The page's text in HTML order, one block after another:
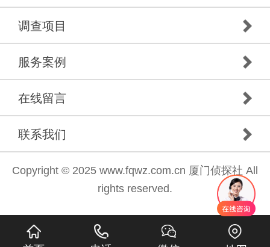
调查项目
服务案例
在线留言
联系我们
Copyright © 2025 www.fqwz.com.cn 厦门侦探社 All
rights reserved.